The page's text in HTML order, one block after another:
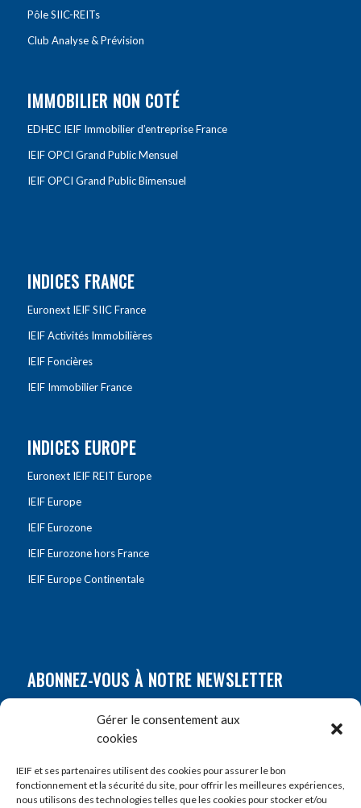
Gérer le consentement aux
cookies
IEIF et ses partenaires utilisent des cookies pour assurer le bon
fonctionnement et la sécurité du site, pour offrir les meilleures expériences,
nous utilisons des technologies telles que les cookies pour stocker et/ou
Pôle SIIC-REITs
Club Analyse & Prévision
IMMOBILIER NON COTÉ
EDHEC IEIF Immobilier d’entreprise France
IEIF OPCI Grand Public Mensuel
IEIF OPCI Grand Public Bimensuel
INDICES FRANCE
Euronext IEIF SIIC France
IEIF Activités Immobilières
IEIF Foncières
IEIF Immobilier France
INDICES EUROPE
Euronext IEIF REIT Europe
IEIF Europe
IEIF Eurozone
IEIF Eurozone hors France
IEIF Europe Continentale
ABONNEZ-VOUS À NOTRE NEWSLETTER
Prénom*